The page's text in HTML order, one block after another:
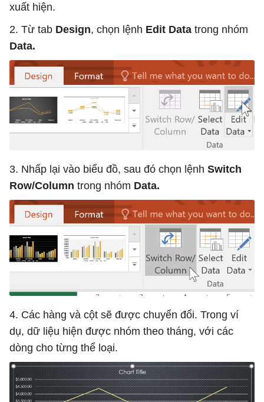
xuất hiện.
2. Từ tab Design, chọn lệnh Edit Data trong nhóm
Data.
3. Nhấp lại vào biểu đồ, sau đó chọn lệnh Switch
Row/Column trong nhóm Data.
4. Các hàng và cột sẽ được chuyển đổi. Trong ví
dụ, dữ liệu hiện được nhóm theo tháng, với các
dòng cho từng thể loại.